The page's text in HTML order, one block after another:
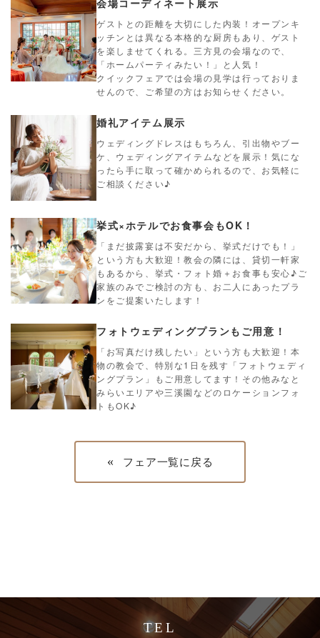
会場コーディネート展示
ゲストとの距離を大切にした内装！オープンキ
ッチンとは異なる本格的な厨房もあり、ゲスト
を楽しませてくれる。三方見の会場なので、
「ホームパーティみたい！」と人気！
クイックフェアでは会場の見学は行っておりま
せんので、ご希望の方はお知らせください。
婚礼アイテム展示
ウェディングドレスはもちろん、引出物やブー
ケ、ウェディングアイテムなどを展示！気にな
ったら手に取って確かめられるので、お気軽に
ご相談ください♪
挙式×ホテルでお食事会もOK！
「まだ披露宴は不安だから、挙式だけでも！」
という方も大歓迎！教会の隣には、貸切一軒家
もあるから、挙式・フォト婚＋お食事も安心♪ご
家族のみでご検討の方も、お二人にあったプラ
ンをご提案いたします！
フォトウェディングプランもご用意！
「お写真だけ残したい」という方も大歓迎！本
物の教会で、特別な1日を残す「フォトウェディ
ングプラン」もご用意してます！その他みなと
みらいエリアや三溪園などのロケーションフォ
トもOK♪
« フェア一覧に戻る